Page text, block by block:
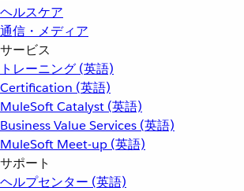
ヘルスケア
通信・メディア
サービス
トレーニング (英語)
Certification (英語)
MuleSoft Catalyst (英語)
Business Value Services (英語)
MuleSoft Meet-up (英語)
サポート
ヘルプセンター (英語)